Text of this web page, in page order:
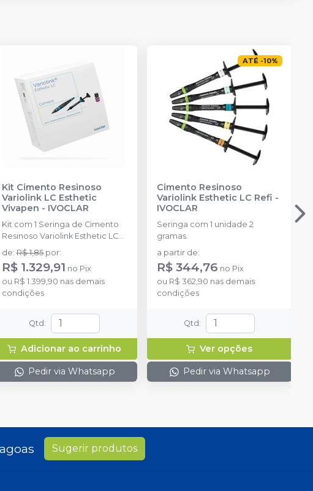
Kit Cimento Resinoso
Variolink LC Esthetic
Vivapen - IVOCLAR
Kit com 1 Seringa de Cimento
Resinoso Variolink Esthetic LC
(2g) – Cor: Neutral (Neutra), 1
Seringa de Pasta de Teste
Variolink Esthetic Try-In (1,7g) –
Cor: Neutral, 1 Caneta de
Adesivo Tetric N-Bond
de Primer Monobond N (5g), 1
Seringa de Gel de Glicerina
Liquid Strip (2,5g), 100 Ponteiras
de:R$ 1,85 por:
R$ 1.329,91 no Pix
ou R$ 1.399,90 nas demais
condições
Qtd :
Adicionar ao carrinho
Pedir via Whatsapp
ATÉ -10%
Cimento Resinoso
Variolink Esthetic LC Refi -
IVOCLAR
Seringa com 1 unidade 2
gramas.
a partir de:
R$ 344,76 no Pix
ou R$ 362,90 nas demais
condições
Qtd :
Ver opções
Pedir via Whatsapp
Sugerir produtos